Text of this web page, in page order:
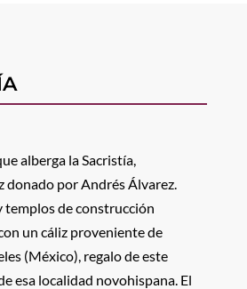
alberga la Sacristía,
donado por Andrés Álvarez.
templos de construcción
un cáliz proveniente de
(México), regalo de este
esa localidad novohispana. El